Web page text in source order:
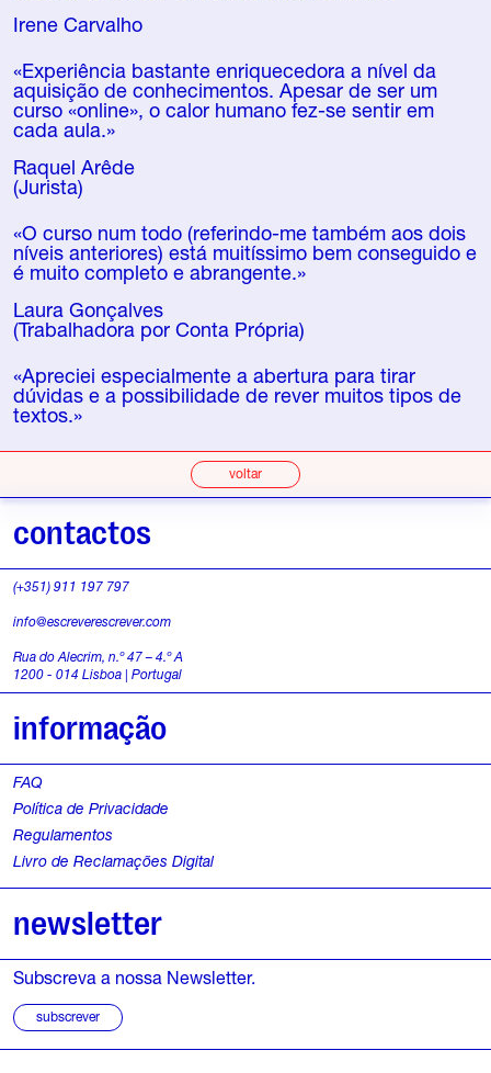
Irene Carvalho
«Experiência bastante enriquecedora a nível da
aquisição de conhecimentos. Apesar de ser um
curso «online», o calor humano fez-se sentir em
cada aula.»
Raquel Arêde
(Jurista)
«O curso num todo (referindo-me também aos dois
níveis anteriores) está muitíssimo bem conseguido e
é muito completo e abrangente.»
Laura Gonçalves
(Trabalhadora por Conta Própria)
«Apreciei especialmente a abertura para tirar
dúvidas e a possibilidade de rever muitos tipos de
textos.»
voltar
contactos
(+351) 911 197 797
info@escreverescrever.com
Rua do Alecrim, n.º 47 – 4.º A
1200 - 014 Lisboa | Portugal
informação
FAQ
Política de Privacidade
Regulamentos
Livro de Reclamações Digital
newsletter
Subscreva a nossa Newsletter.
subscrever